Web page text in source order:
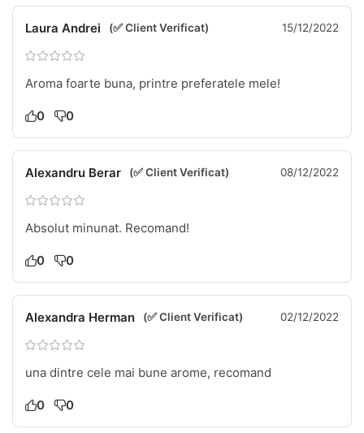
Laura Andrei (✅ Client Verificat) 15/12/2022
Aroma foarte buna, printre preferatele mele!
0 0
Alexandru Berar (✅ Client Verificat) 08/12/2022
Absolut minunat. Recomand!
0 0
Alexandra Herman (✅ Client Verificat) 02/12/2022
una dintre cele mai bune arome, recomand
0 0